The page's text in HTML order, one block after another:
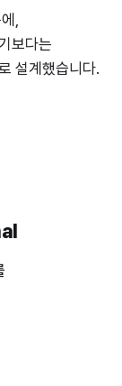
,
보다는
설계했습니다.